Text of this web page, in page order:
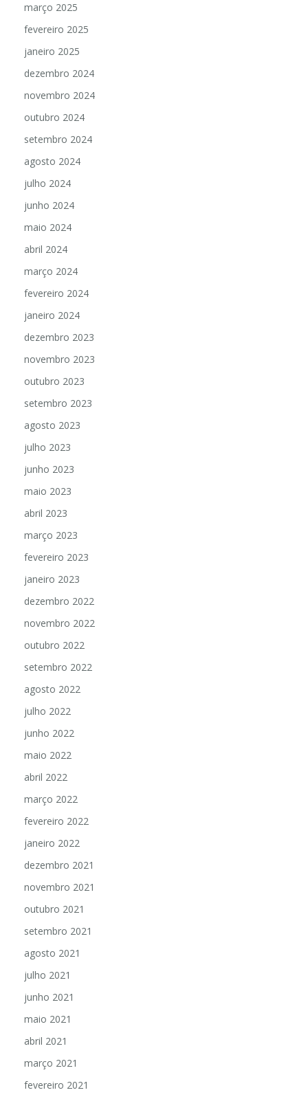
março 2025
fevereiro 2025
janeiro 2025
dezembro 2024
novembro 2024
outubro 2024
setembro 2024
agosto 2024
julho 2024
junho 2024
maio 2024
abril 2024
março 2024
fevereiro 2024
janeiro 2024
dezembro 2023
novembro 2023
outubro 2023
setembro 2023
agosto 2023
julho 2023
junho 2023
maio 2023
abril 2023
março 2023
fevereiro 2023
janeiro 2023
dezembro 2022
novembro 2022
outubro 2022
setembro 2022
agosto 2022
julho 2022
junho 2022
maio 2022
abril 2022
março 2022
fevereiro 2022
janeiro 2022
dezembro 2021
novembro 2021
outubro 2021
setembro 2021
agosto 2021
julho 2021
junho 2021
maio 2021
abril 2021
março 2021
fevereiro 2021